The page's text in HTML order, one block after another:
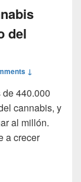
del
↓
440.000
cannabis, y
al millón.
a crecer
cannabis